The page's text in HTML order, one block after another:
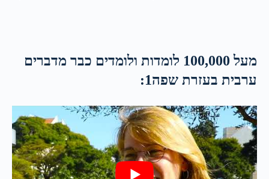
מעל 100,000 לומדות ולומדים כבר מדברים
ערבית בעזרת שפה1: